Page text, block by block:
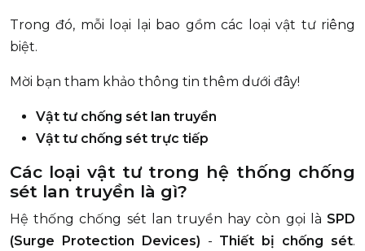
Trong đó, mỗi loại lại bao gồm các loại vật tư riêng
biệt.
Mời bạn tham khảo thông tin thêm dưới đây!
Vật tư chống sét lan truyền
Vật tư chống sét trực tiếp
Các loại vật tư trong hệ thống chống
sét lan truyền là gì?
Hệ thống chống sét lan truyền hay còn gọi là SPD
(Surge Protection Devices) - Thiết bị chống sét.